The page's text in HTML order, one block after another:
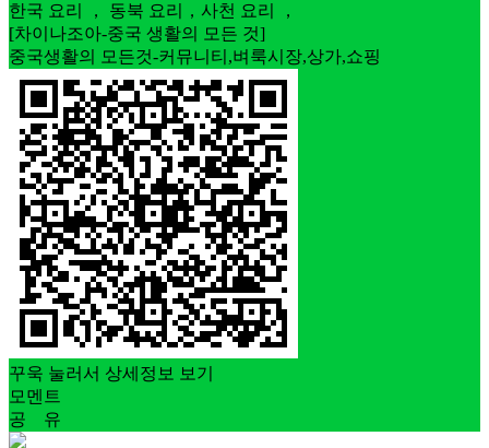
한국 요리 ， 동북 요리，사천 요리 ，
[차이나조아-중국 생활의 모든 것]
중국생활의 모든것-커뮤니티,벼룩시장,상가,쇼핑
꾸욱 눌러서 상세정보 보기
모멘트
공 유